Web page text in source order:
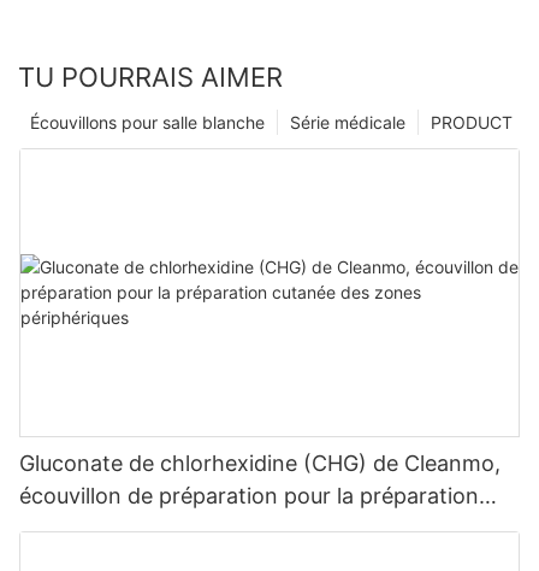
TU POURRAIS AIMER
PRODUCT
Série médicale
Écouvillons pour salle blanche
Gluconate de chlorhexidine (CHG) de Cleanmo,
écouvillon de préparation pour la préparation
cutanée des zones périphériques